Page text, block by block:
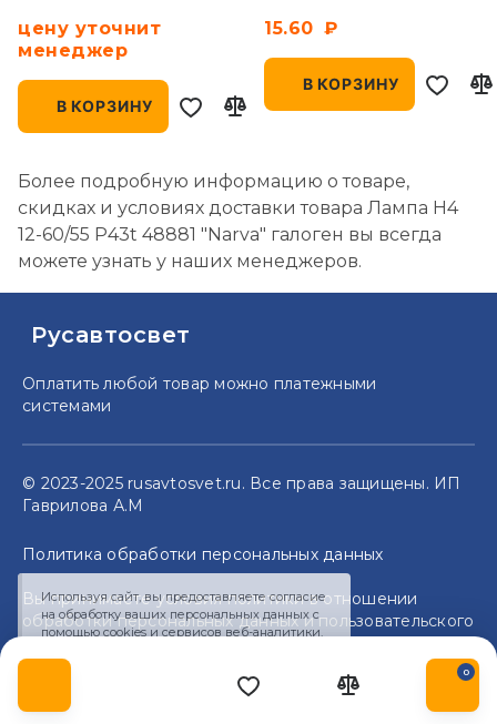
цену уточнит
менеджер
В КОРЗИНУ
15.60
В КОРЗИНУ
Более подробную информацию о товаре,
скидках и условиях доставки товара Лампа Н4
12-60/55 P43t 48881 "Narva" галоген вы всегда
можете узнать у наших менеджеров.
Русавтосвет
Оплатить любой товар можно платежными
системами
© 2023-2025 rusavtosvet.ru. Все права защищены. ИП
Гаврилова А.М
Политика обработки персональных данных
Вы принимаете условия политики в отношении
обработки персональных данных и пользовательского
соглашения каждый раз, когда оставляете свои
данные в любой форме обратной связи на сайте
Используя сайт, вы предоставляете согласие
на обработку ваших персональных данных с
помощью cookies и сервисов веб-аналитики.
0